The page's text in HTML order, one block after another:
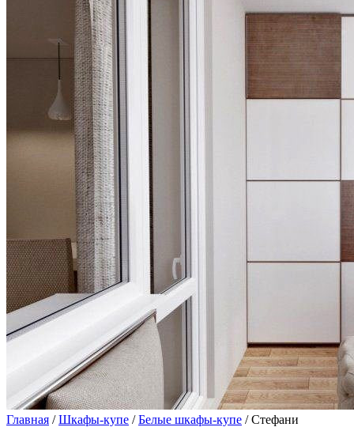
Главная /Шкафы-купе /Белые шкафы-купе / Стефани